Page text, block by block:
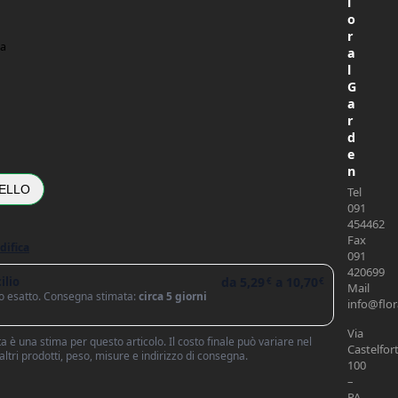
in Terracotta quantità
esatto. Consegna stimata: circa 5 giorni
è una stima per questo articolo. Il costo finale può variare nel
prodotti, peso, misure e indirizzo di consegna.
o
r
a
l
G
a
r
d
e
n
Tel
091
454462
Fax
091
420699
Mail
Via
100
–